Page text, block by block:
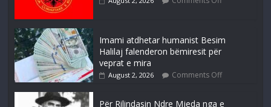
Imami atdhetar humanist Besim
Halilaj falenderon bëmiresit për
veprat e mira
August 2, 2026 Comments Off
Për Rilindasin Ndre Mjeda nga e